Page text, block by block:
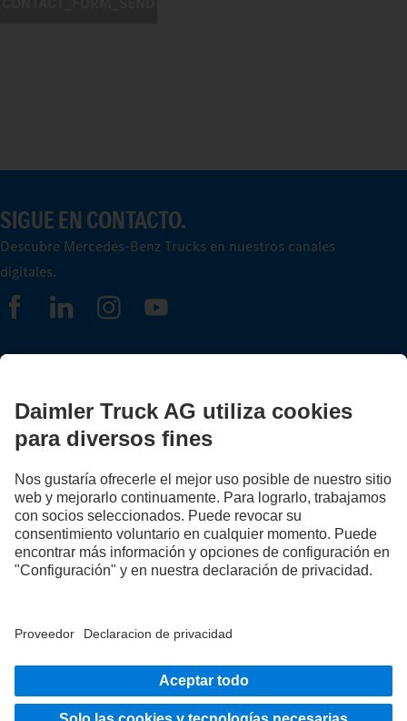
SIGUE EN CONTACTO.
Descubre Mercedes‑Benz Trucks en nuestros canales
digitales.
FOLLOW THE ROADSTARS.
camioneros.
Súbete a bordo.
Proveedor
Protección de datos